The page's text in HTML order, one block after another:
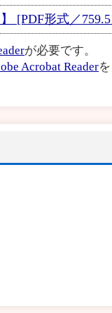
[PDF形式／
が必要です。
Acrobat Reader